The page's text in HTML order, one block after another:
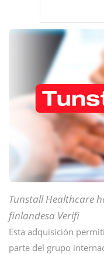
Tunstall Healthcare
finlandesa Verifi
Esta adquisición
parte del grupo